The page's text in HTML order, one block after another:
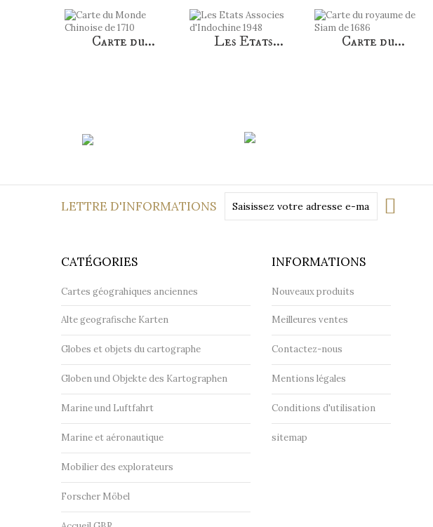
Carte du... Les Etats... Carte du...
LETTRE D'INFORMATIONS
CATÉGORIES
Cartes géograhiques anciennes
Alte geografische Karten
Globes et objets du cartographe
Globen und Objekte des Kartographen
Marine und Luftfahrt
Marine et aéronautique
Mobilier des explorateurs
Forscher Möbel
INFORMATIONS
Nouveaux produits
Meilleures ventes
Contactez-nous
Mentions légales
Conditions d'utilisation
sitemap